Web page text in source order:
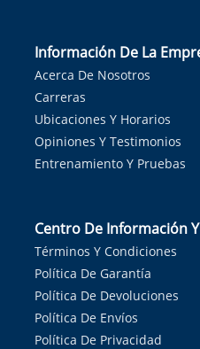
Información De La
Acerca De Nosotros
Carreras
Ubicaciones Y Horarios
Opiniones Y Testimonios
Entrenamiento Y Pruebas
Centro De Información
Términos Y Condiciones
Política De Garantía
Política De Devoluciones
Política De Envíos
Política De Privacidad